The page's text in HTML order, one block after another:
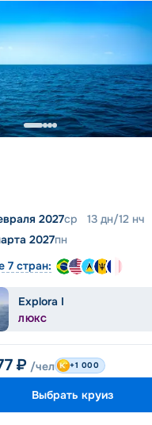
2027ср 13 дн/12 нч
2027пн
7 стран:
Explora I
ЛЮКС
₽ /чел +1 000
Выбрать круиз